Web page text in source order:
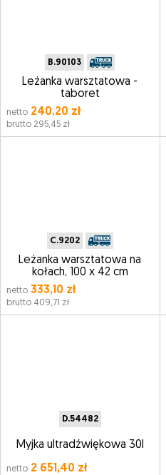
B.90103
Leżanka warsztatowa -
taboret
netto 240,20 zł
brutto 295,45 zł
C.9202
Leżanka warsztatowa na
kołach, 100 x 42 cm
netto 333,10 zł
brutto 409,71 zł
D.54482
Myjka ultradźwiękowa 30l
netto 2 651,40 zł